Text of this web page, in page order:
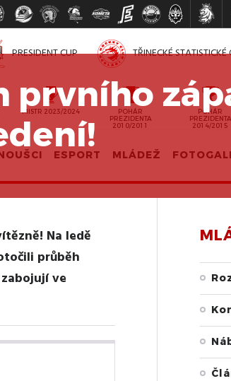
PRESIDENT CUP TŘINECKÉ
MISTR 2023/2024
POHÁR
PREZIDENTA
2010/2011
POHÁR
PREZIDENTA
2014/2015
ESPORT MLÁDEŽ
Na ledě
průběh
ve